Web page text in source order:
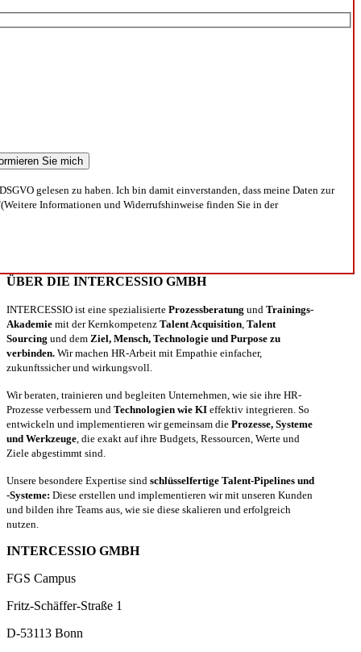
gelesen zu haben. Ich bin damit einverstanden, dass meine Daten zur
Informationen und Widerrufshinweise finden Sie in der
ÜBER DIE INTERCESSIO GMBH
INTERCESSIO ist eine spezialisierte Prozessberatung und Trainings-
Akademie mit der Kernkompetenz Talent Acquisition Talent
Sourcing und dem Ziel, Mensch, Technologie und Purpose zu
verbinden. Wir machen HR-Arbeit mit Empathie einfacher,
zukunftssicher und wirkungsvoll.
Wir beraten, trainieren und begleiten Unternehmen, wie sie ihre HR-
Prozesse verbessern und Technologien wie KI effektiv integrieren. So
entwickeln und implementieren wir gemeinsam die Prozesse, Systeme
und Werkzeuge , die exakt auf ihre Budgets, Ressourcen, Werte und
Ziele abgestimmt sind.
Unsere besondere Expertise sind schlüsselfertige Talent-Pipelines und
-Systeme: Diese erstellen und implementieren wir mit unseren Kunden
und bilden ihre Teams aus, wie sie diese skalieren und erfolgreich
nutzen.
INTERCESSIO GMBH
FGS Campus
Fritz-Schäffer-Straße 1
D-53113 Bonn